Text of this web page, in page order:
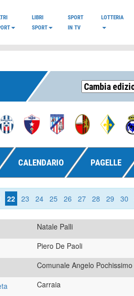
LIBRI
SPORT
SPORT
IN TV
LOTTERIA
CALENDARIO PAGELLE
22 23 24 25 26 27 28 29 30
Natale Palli
Piero De Paoli
Comunale Angelo Pochissimo
Carraia